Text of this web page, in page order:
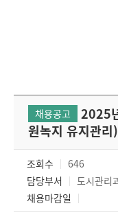
채용공고
2025
원녹지 유지관
조회수 646
담당부서
도시관리
채용마감일